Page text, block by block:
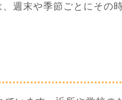
週末や季節ごとにその